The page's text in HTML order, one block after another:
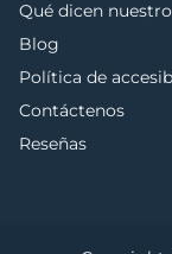
Qué dicen
Blog
Política de
Contáctenos
Reseñas